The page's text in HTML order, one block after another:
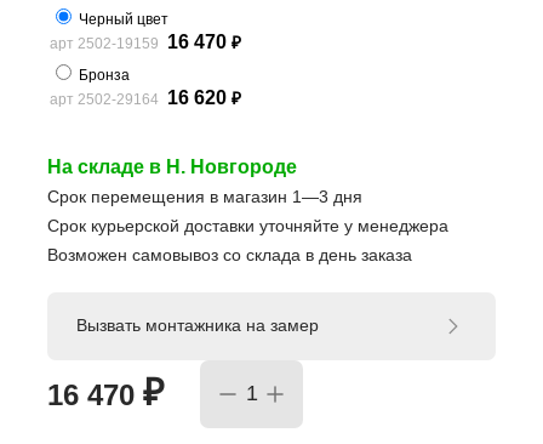
Черный цвет
арт 2502-19159
16 470 ₽
Бронза
арт 2502-29164
16 620 ₽
На складе в Н. Новгороде
Срок перемещения в магазин 1—3 дня
Срок курьерской доставки уточняйте у менеджера
Возможен самовывоз со склада в день заказа
16 470 ₽
Вызвать монтажника на замер